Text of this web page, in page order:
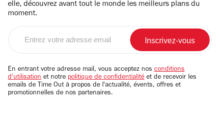
elle, découvrez avant tout le monde les meilleurs plans du
moment.
email
En entrant votre adresse mail, vous acceptez nos conditions
d'utilisation et notre politique de confidentialité et de recevoir les
emails de Time Out à propos de l'actualité, évents, offres et
promotionnelles de nos partenaires.